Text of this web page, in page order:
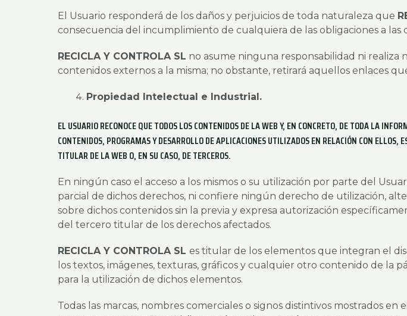
El Usuario responderá de los daños y perjuicios de toda naturaleza que
consecuencia del incumplimiento de cualquiera de las obligaciones a
RECICLA Y CONTROLA SL no asume ninguna responsabilidad ni
contenidos externos a la misma; no obstante, retirará aquellos enlaces
Propiedad Intelectual e Industrial.
EL USUARIO RECONOCE QUE TODOS LOS CONTENIDOS DE LA WEB Y, EN CONCRETO, DE TODA LA
CONTENIDOS, PROGRAMAS Y DESARROLLO DE APLICACIONES UTILIZADOS EN RELACIÓN CON
TITULAR DE LA WEB O, EN SU CASO, DE TERCEROS.
En ningún caso el acceso a los mismos o su utilización por parte del
parcial de dichos derechos, ni confiere ningún derecho de utilización,
sobre dichos contenidos sin la previa y expresa autorización
del tercero titular de los derechos afectados.
RECICLA Y CONTROLA SL es titular de los elementos que integran el
los textos, imágenes, texturas, gráficos y cualquier otro contenido de la
para la utilización de dichos elementos.
Todas las marcas, nombres comerciales o signos distintivos mostrados en